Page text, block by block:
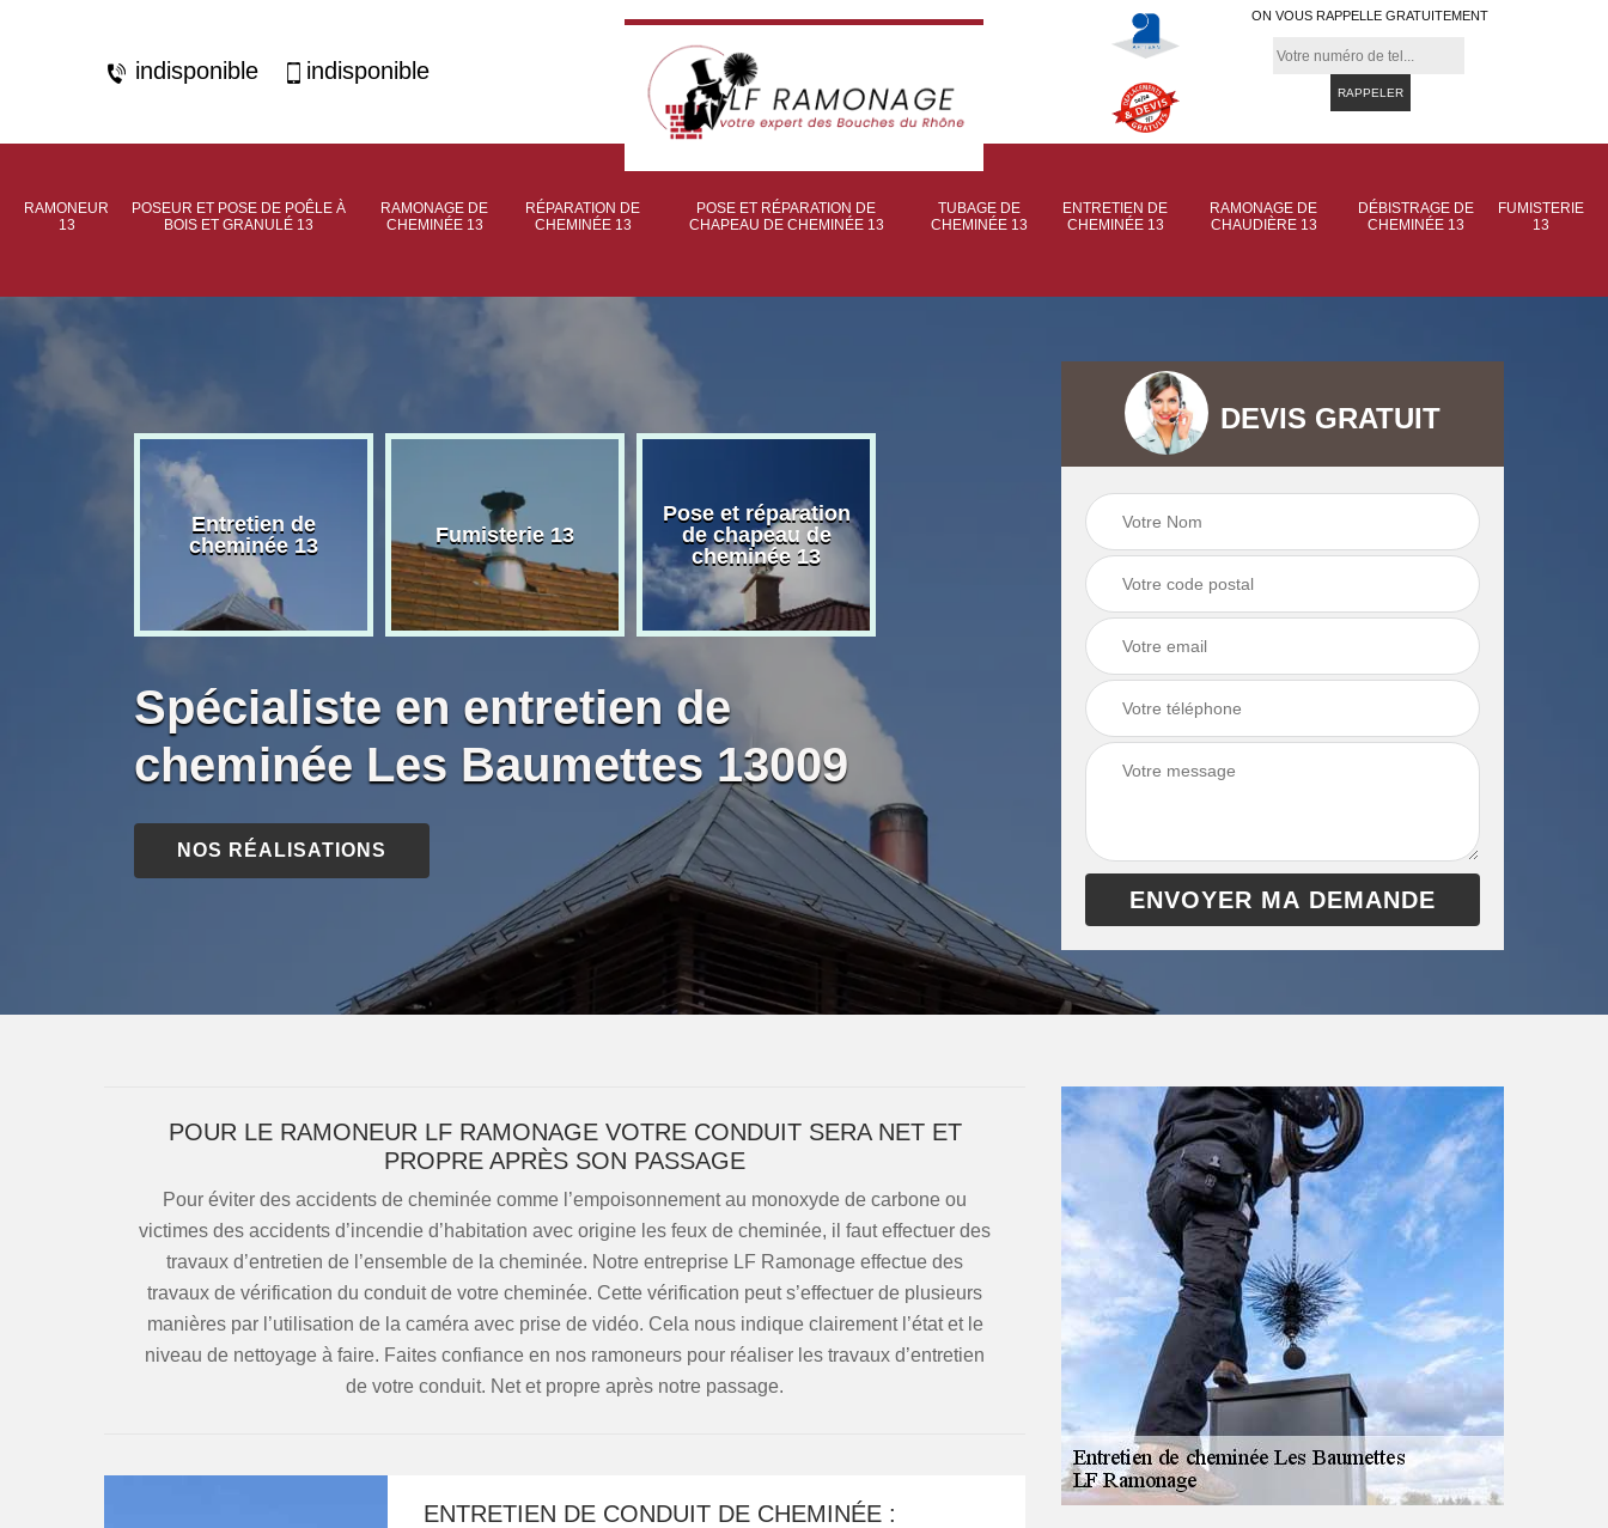
indisponible indisponible
ON VOUS RAPPELLE GRATUITEMENT
RAMONEUR
13
POSEUR ET POSE DE POÊLE À
BOIS ET GRANULÉ 13
RAMONAGE DE
CHEMINÉE 13
RÉPARATION DE
CHEMINÉE 13
POSE ET RÉPARATION DE
CHAPEAU DE CHEMINÉE 13
TUBAGE DE
CHEMINÉE 13
ENTRETIEN DE
CHEMINÉE 13
RAMONAGE DE
CHAUDIÈRE 13
DÉBISTRAGE DE
CHEMINÉE 13
FUMISTERIE
13
Entretien de
cheminée 13
Fumisterie 13
Pose et réparation
de chapeau de
cheminée 13
Poseur et pose de
Ramonage de
chaudière 13
Ramonage de
cheminée 13
Spécialiste en entretien de
cheminée Les Baumettes 13009
NOS RÉALISATIONS
DEVIS GRATUIT
POUR LE RAMONEUR LF RAMONAGE VOTRE CONDUIT SERA NET ET
PROPRE APRÈS SON PASSAGE
Pour éviter des accidents de cheminée comme l’empoisonnement au monoxyde de carbone ou
victimes des accidents d’incendie d’habitation avec origine les feux de cheminée, il faut effectuer des
travaux d’entretien de l’ensemble de la cheminée. Notre entreprise LF Ramonage effectue des
travaux de vérification du conduit de votre cheminée. Cette vérification peut s’effectuer de plusieurs
manières par l’utilisation de la caméra avec prise de vidéo. Cela nous indique clairement l’état et le
niveau de nettoyage à faire. Faites confiance en nos ramoneurs pour réaliser les travaux d’entretien
de votre conduit. Net et propre après notre passage.
ENTRETIEN DE CONDUIT DE CHEMINÉE :